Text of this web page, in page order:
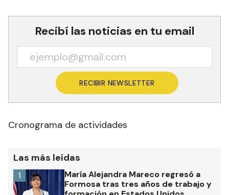
Recibí las noticias en tu email
RECIBIR NEWSLETTER
Cronograma de actividades
Las más leídas
María Alejandra Mareco regresó a
Formosa tras tres años de trabajo y
1